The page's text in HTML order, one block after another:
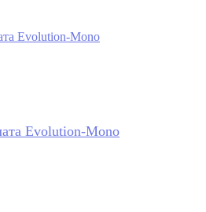
Evolution-Mono